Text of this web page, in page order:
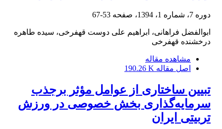
دوره 7، شماره 1، 1394، صفحه 53-67
ابوالفضل فراهانی، ابراهیم علی دوست قهفرخی، سیده طاهره
درخشنده قهفرخی
مشاهده مقاله
اصل مقاله 190.26 K
تبیین ساختاری از عوامل مؤثر برجذب
سرمایه‌گذاری بخش خصوصی در ورزش
تربیتی ایران